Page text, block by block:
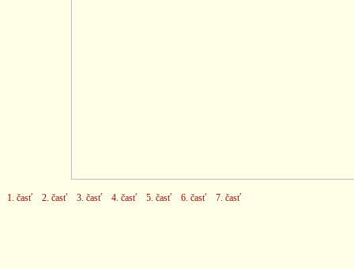
1. časť 2. časť 3. časť 4. časť 5. časť 6. časť 7. časť